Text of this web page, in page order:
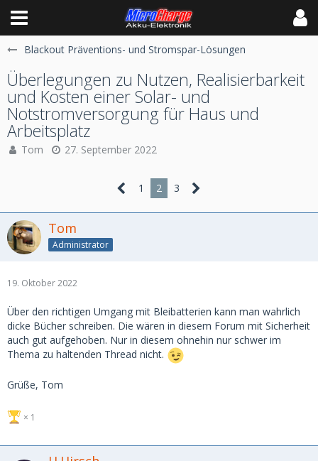
Blackout Präventions- und Stromspar-Lösungen
Überlegungen zu Nutzen, Realisierbarkeit
und Kosten einer Solar- und
Notstromversorgung für Haus und
Arbeitsplatz
Tom 27. September 2022
1 2 3
Tom
Administrator
19. Oktober 2022
Über den richtigen Umgang mit Bleibatterien kann man wahrlich
dicke Bücher schreiben. Die wären in diesem Forum mit Sicherheit
auch gut aufgehoben. Nur in diesem ohnehin nur schwer im
Thema zu haltenden Thread nicht.
Grüße, Tom
1